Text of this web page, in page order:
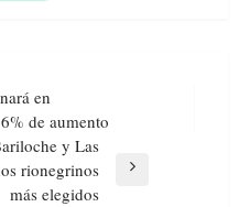
en
de aumento
y Las
rionegrinos
más elegidos